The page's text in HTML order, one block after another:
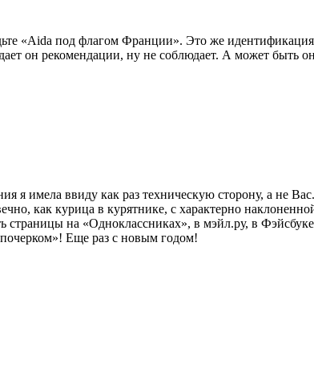
«Aida под флагом Франции». Это же идентификация
он рекомендации, ну не соблюдает. А может быть
имела ввиду как раз техническую сторону, а не
как курица в курятнике, с характерно
страницы на «Одноклассниках», в мэйл.ру, в
Еще раз с новым годом!